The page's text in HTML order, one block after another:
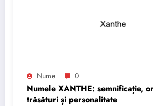
Nume 0
Numele XANTHE: semnificație,
trăsături și personalitate